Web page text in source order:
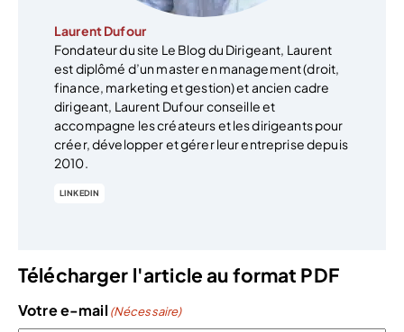
Laurent Dufour
Fondateur du site Le Blog du Dirigeant, Laurent
est diplômé d’un master en management (droit,
finance, marketing et gestion) et ancien cadre
dirigeant, Laurent Dufour conseille et
accompagne les créateurs et les dirigeants pour
créer, développer et gérer leur entreprise depuis
2010.
LINKEDIN
Télécharger l'article au format PDF
Votre e-mail (Nécessaire)